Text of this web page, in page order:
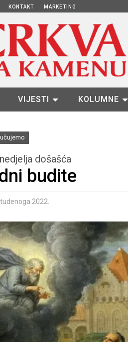
KONTAKT MARKETING
VIJESTI KOLUMNE
došašća
budite
2022.